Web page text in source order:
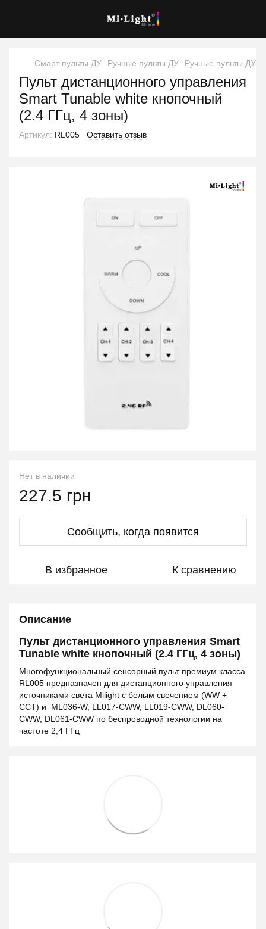
Смарт пульты ДУ Ручные пульты ДУ Ручные пульты ДУ
Пульт дистанционного управления
Smart Tunable white кнопочный
(2.4 ГГц, 4 зоны)
Артикул: RL005 Оставить отзыв
Нет в наличии
227.5 грн
Сообщить, когда появится
В избранное К сравнению
Описание
Пульт дистанционного управления Smart
Tunable white кнопочный (2.4 ГГц, 4 зоны)
Многофункциональный сенсорный пульт премиум класса
RL005 предназначен для дистанционного управления
источниками света Milight с белым свечением (WW +
CCT) и ML036-W, LL017-CWW, LL019-CWW, DL060-
CWW, DL061-CWW по беспроводной технологии на
частоте 2,4 ГГц